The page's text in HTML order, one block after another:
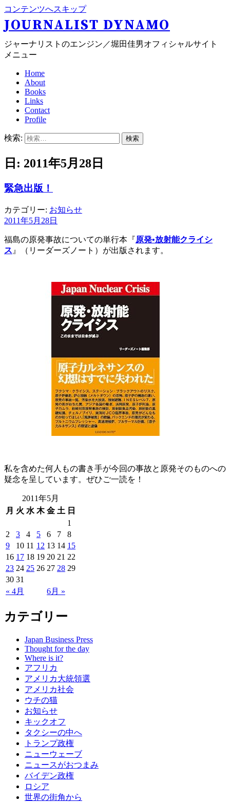
コンテンツへスキップ
JOURNALIST DYNAMO
ジャーナリストのエンジン／堀田佳男オフィシャルサイト
メニュー
Home
About
Books
Links
Contact
Profile
検索:
日: 2011年5月28日
緊急出版！
カテゴリー: お知らせ
2011年5月28日
福島の原発事故についての単行本『原発•放射能クライシ
ス 』（リーダーズノート）が出版されます。
私を含めた何人もの書き手が今回の事故と原発そのものへの
疑念を呈しています。ぜひご一読を！
2011年5月
月 火 水 木 金 土 日
« 4月 6月 »
1
2
3 4 5 6 7
8
9
10 11 12 13 14 15
16 17 18 19 20 21 22
23 24 25 26 27 28 29
30 31
カテゴリー
Japan Business Press
Thought for the day
Where is it?
アフリカ
アメリカ大統領選
アメリカ社会
ウチの猫
お知らせ
キックオフ
タクシーの中へ
トランプ政権
ニューウェーブ
ニュースがおつまみ
バイデン政権
ロシア
世界の街角から